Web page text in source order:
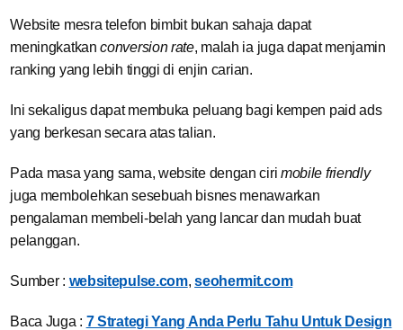
Website mesra telefon bimbit bukan sahaja dapat
meningkatkanconversion rate, malah ia juga dapat menjamin
ranking yang lebih tinggi di enjin carian.
Ini sekaligus dapat membuka peluang bagi kempen paid ads
yang berkesan secara atas talian.
Pada masa yang sama, website dengan ciri mobile friendly
juga membolehkan sesebuah bisnes menawarkan
pengalaman membeli-belah yang lancar dan mudah buat
pelanggan.
Sumber : websitepulse.com,seohermit.com
Baca Juga : 7 Strategi Yang Anda Perlu Tahu Untuk Design